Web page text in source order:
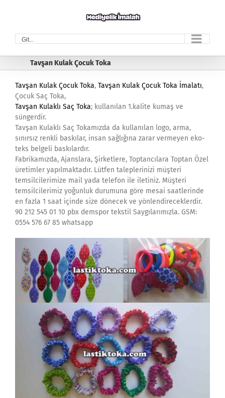
Git...
Tavşan Kulak Çocuk Toka
Tavşan Kulak Çocuk Toka, Tavşan Kulak Çocuk Toka İmalatı,
Çocuk Saç Toka,
Tavşan Kulaklı Saç Toka; kullanılan 1.kalite kumaş ve
süngerdir.
Tavşan Kulaklı Saç Tokamızda da kullanılan logo, arma,
sınırsız renkli baskılar, insan sağlığına zarar vermeyen eko-
teks belgeli baskılardır.
Fabrikamızda, Ajanslara, Şirketlere, Toptancılara Toptan Özel
üretimler yapılmaktadır. Lütfen taleplerinizi müşteri
temsilcilerimize mail yada telefon ile iletiniz. Müşteri
temsilcilerimiz yoğunluk durumuna göre mesai saatlerinde
en fazla 1 saat içinde size dönecek ve yönlendireceklerdir.
90 212 545 01 10 pbx demspor tekstil Saygılarımızla. GSM:
0554 576 67 85 whatsapp